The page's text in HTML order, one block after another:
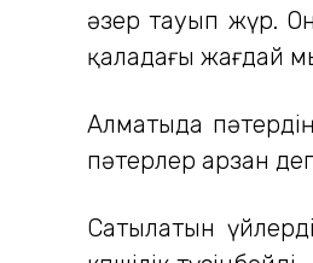
әзер тауып жүр.
қаладағы жағдай
Алматыда
пәтерлер арзан
Сатылатын